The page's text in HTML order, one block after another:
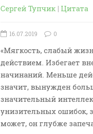
Сергей Тупчик | Цитата
16.07.2019 0
«Мягкость, слабый
действием. Избегает
начинаний. Меньше
значит, вынужден
значительный
унизительных ошибок,
может, он глубже